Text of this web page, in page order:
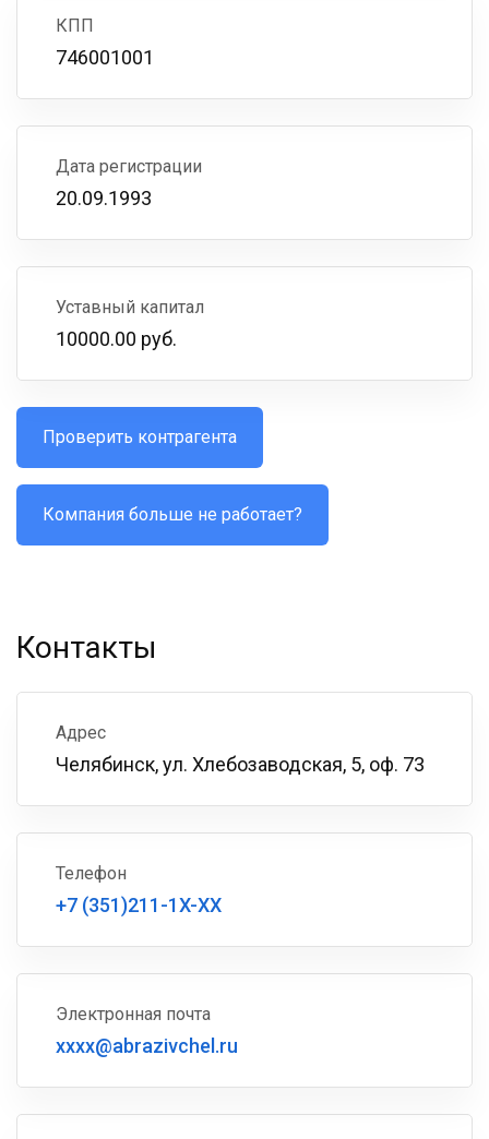
КПП
746001001
Дата регистрации
20.09.1993
Уставный капитал
10000.00 руб.
Проверить контрагента
Компания больше не работает?
Контакты
Адрес
Челябинск, ул. Хлебозаводская, 5, оф. 73
Телефон
+7 (351)211-1X-XX
Электронная почта
xxxx@abrazivchel.ru